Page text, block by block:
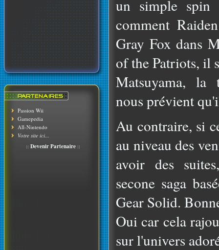
Passion Wii
Gamepedia
All-Nintendo
Votre site ici...
:: Devenir Partenaire ::
un simple spin
comment
Gray Fox dans
of the Patriots, il
Matsuyama, la
nous prévient
Au contraire, si
au niveau des
avoir des
secone saga
Gear Solid.
Oui car cela
sur l'univers